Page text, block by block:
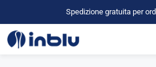
Spedizione gratuita per